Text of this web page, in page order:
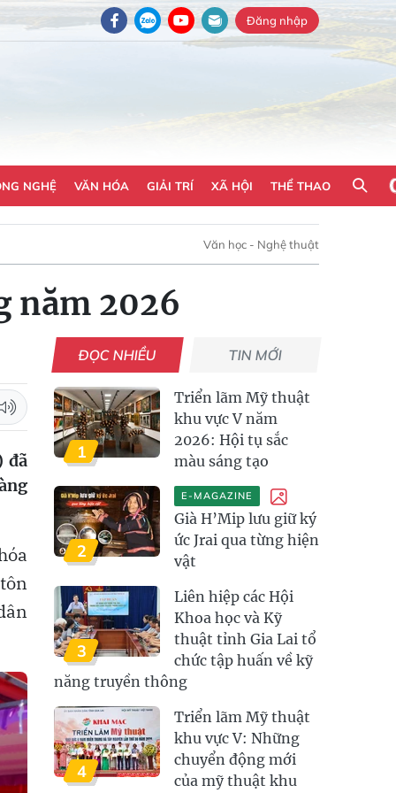
Đăng nhập
NGHỆ VĂN HÓA GIẢI TRÍ XÃ HỘI THỂ THAO
Văn học - Nghệ thuật
năm 2026
đã
ĐỌC NHIỀU TIN MỚI
1
Triển lãm Mỹ thuật
khu vực V năm
2026: Hội tụ sắc
màu sáng tạo
2
E-MAGAZINE
Già H’Mip lưu giữ ký
ức Jrai qua từng hiện
vật
3
Liên hiệp các Hội
Khoa học và Kỹ
thuật tỉnh Gia Lai tổ
chức tập huấn về kỹ
năng truyền thông
4
Triển lãm Mỹ thuật
khu vực V: Những
chuyển động mới
của mỹ thuật khu